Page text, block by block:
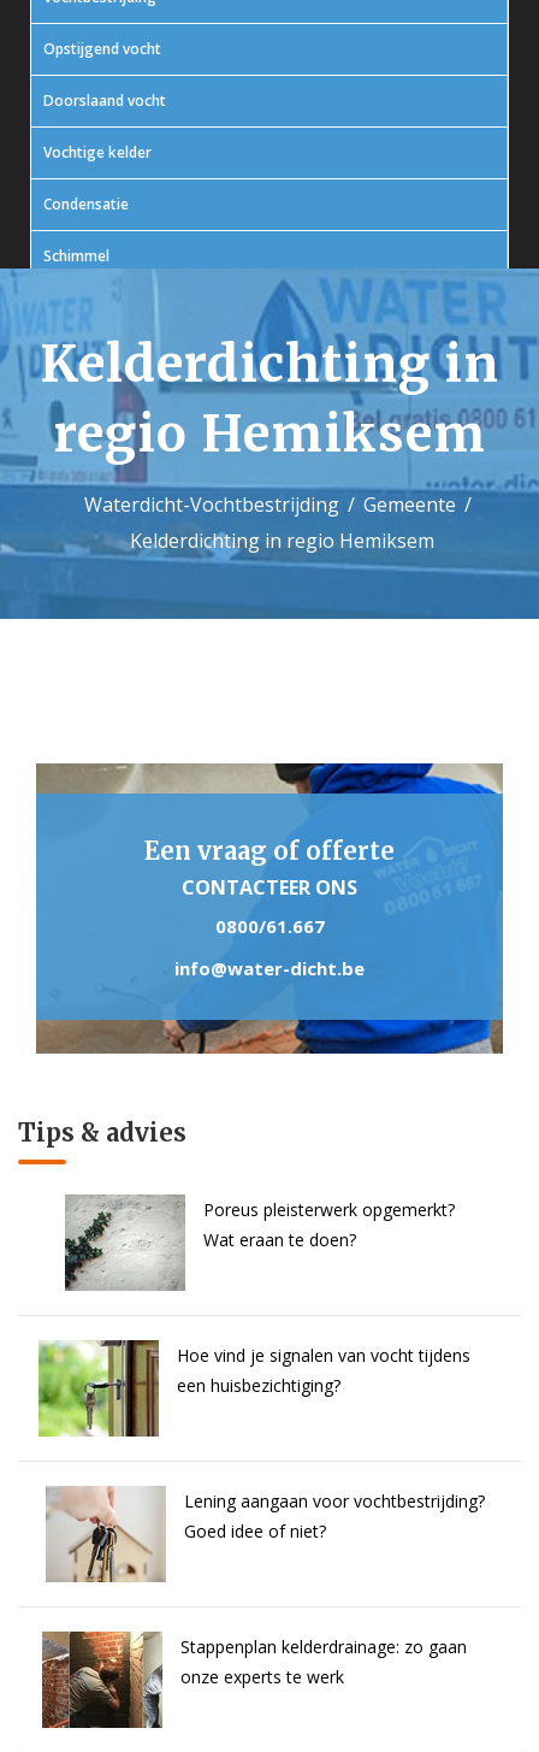
Opstijgend vocht
Doorslaand vocht
Vochtige kelder
Condensatie
Schimmel
In actie
Contact
Kelderdichting in
regio Hemiksem
Waterdicht-Vochtbestrijding
Gemeente
Kelderdichting in regio Hemiksem
Een vraag of offerte
CONTACTEER ONS
0800/61.667
info@water-dicht.be
Tips & advies
Poreus pleisterwerk opgemerkt?
Wat eraan te doen?
Hoe vind je signalen van vocht tijdens
een huisbezichtiging?
Lening aangaan voor vochtbestrijding?
Goed idee of niet?
Stappenplan kelderdrainage: zo gaan
onze experts te werk